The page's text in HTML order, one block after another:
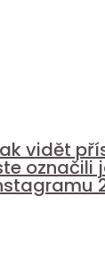
vidět
označili